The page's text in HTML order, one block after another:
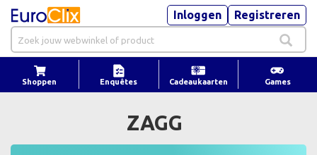
Inloggen Registreren
Shoppen Enquêtes Cadeaukaarten Games
ZAGG